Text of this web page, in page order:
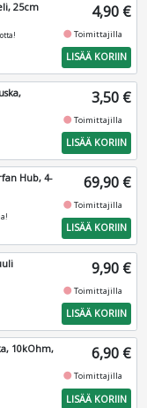
25cm 4,90 €
fiber_manual_recordToimittajilla
LISÄÄ KORIIN
3,50 €
fiber_manual_recordToimittajilla
LISÄÄ KORIIN
Hub, 4-
69,90 €
fiber_manual_recordToimittajilla
LISÄÄ KORIIN
9,90 €
fiber_manual_recordToimittajilla
LISÄÄ KORIIN
10kOhm,
6,90 €
fiber_manual_recordToimittajilla
LISÄÄ KORIIN